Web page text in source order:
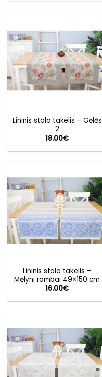
Lininis stalo takelis – Gėlės
2
18.00€
Lininis stalo takelis –
Mėlyni rombai 49×150 cm
16.00€